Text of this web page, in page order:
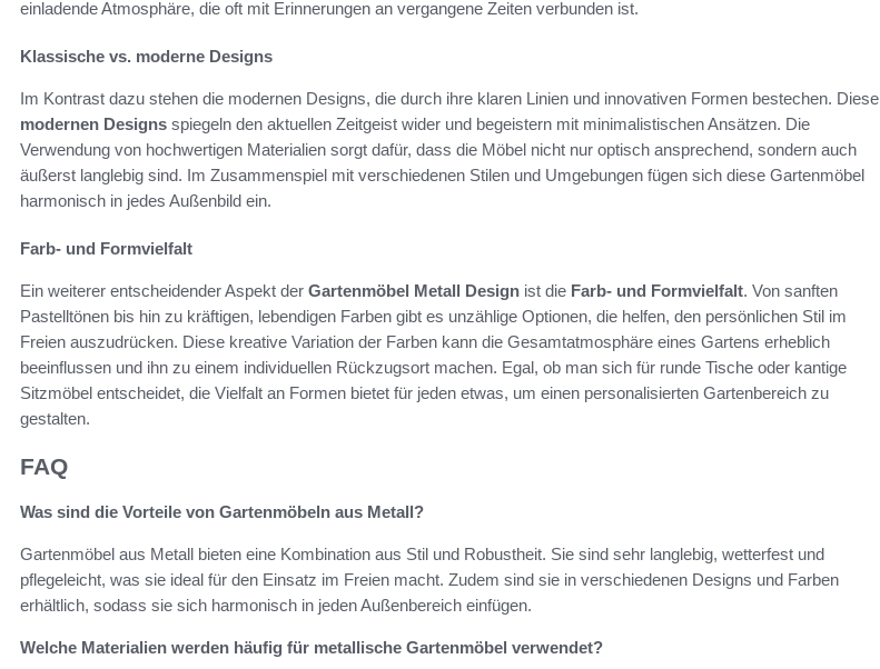
einladende Atmosphäre, die oft mit Erinnerungen an vergangene Zeiten verbunden ist.
Klassische vs. moderne Designs
Im Kontrast dazu stehen die modernen Designs, die durch ihre klaren Linien und innovativen Formen bestechen. Diese
modernen Designs spiegeln den aktuellen Zeitgeist wider und begeistern mit minimalistischen Ansätzen. Die
Verwendung von hochwertigen Materialien sorgt dafür, dass die Möbel nicht nur optisch ansprechend, sondern auch
äußerst langlebig sind. Im Zusammenspiel mit verschiedenen Stilen und Umgebungen fügen sich diese Gartenmöbel
harmonisch in jedes Außenbild ein.
Farb- und Formvielfalt
Ein weiterer entscheidender Aspekt der Gartenmöbel Metall Design ist die Farb- und Formvielfalt. Von sanften
Pastelltönen bis hin zu kräftigen, lebendigen Farben gibt es unzählige Optionen, die helfen, den persönlichen Stil im
Freien auszudrücken. Diese kreative Variation der Farben kann die Gesamtatmosphäre eines Gartens erheblich
beeinflussen und ihn zu einem individuellen Rückzugsort machen. Egal, ob man sich für runde Tische oder kantige
Sitzmöbel entscheidet, die Vielfalt an Formen bietet für jeden etwas, um einen personalisierten Gartenbereich zu
gestalten.
FAQ
Was sind die Vorteile von Gartenmöbeln aus Metall?
Gartenmöbel aus Metall bieten eine Kombination aus Stil und Robustheit. Sie sind sehr langlebig, wetterfest und
pflegeleicht, was sie ideal für den Einsatz im Freien macht. Zudem sind sie in verschiedenen Designs und Farben
erhältlich, sodass sie sich harmonisch in jeden Außenbereich einfügen.
Welche Materialien werden häufig für metallische Gartenmöbel verwendet?